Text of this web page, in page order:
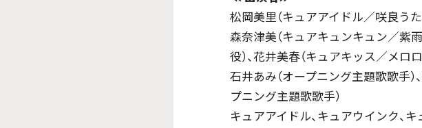
松岡美里（キュアアイドル／咲良うた
森奈津美（キュアキュンキュン／紫
役）、花井美春（キュアキッス／メロロ
石井あみ（オープニング主題歌歌手）
プニング主題歌歌手）
キュアアイドル、キュアウインク、